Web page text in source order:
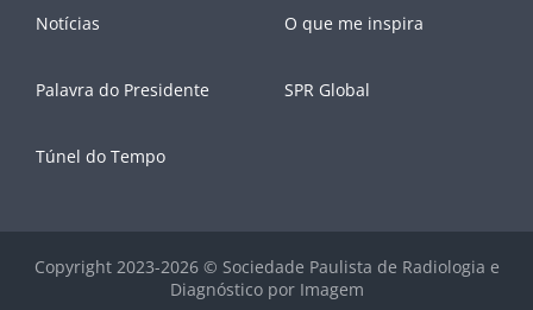
Notícias O que me inspira
Palavra do Presidente SPR Global
Túnel do Tempo
Copyright 2023-2026 © Sociedade Paulista de Radiologia e
Diagnóstico por Imagem